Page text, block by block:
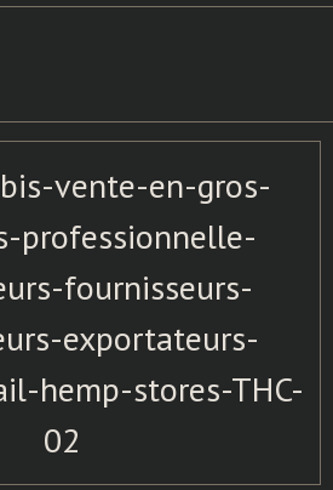
vente-en-gros-
professionnelle-
fournisseurs-
exportateurs-
hemp-stores-THC-
02